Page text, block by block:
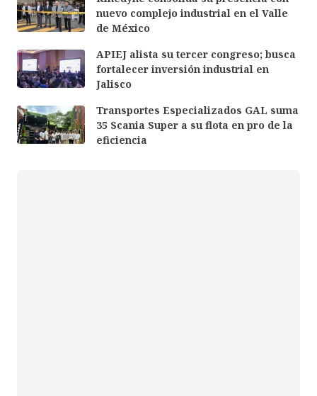
nuevo complejo industrial en el Valle
de México
APIEJ alista su tercer congreso; busca
fortalecer inversión industrial en
Jalisco
Transportes Especializados GAL suma
35 Scania Super a su flota en pro de la
eficiencia